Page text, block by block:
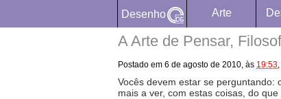
Desenho Arte
A Arte de Pensar,
Postado em 6 de agosto de 2010, às 19:53,
Vocês devem estar se perguntando:
mais a ver, com estas coisas, do